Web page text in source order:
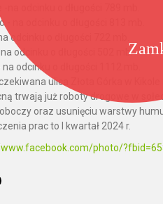
na odcinku o długości 789 mb.
- na odcinku o długości 813 mb.
odcinku o długości 722 mb.
na odcinku o długości 502 mb.
odcinku o długości 1112 mb.
ulica Złota Górka w
trwają już roboty drogowe w
oraz usunięciu warstwy
prac to I kwartał 2024 r.
photo/